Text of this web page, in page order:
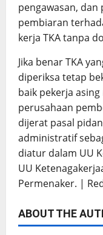
pengawasan, dan
pembiaran
kerja TKA tanpa
Jika benar TKA
diperiksa tetap
baik pekerja
perusahaan
dijerat pasal
administratif
diatur dalam UU
UU
Permenaker. | Red
ABOUT THE